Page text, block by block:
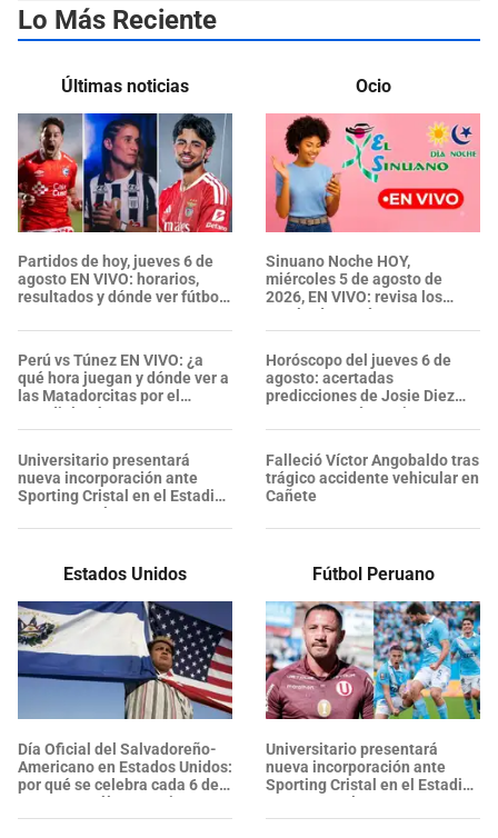
Lo Más Reciente
Últimas noticias
Partidos de hoy, jueves 6 de
agosto EN VIVO: horarios,
resultados y dónde ver fútbol
Perú vs Túnez EN VIVO: ¿a
qué hora juegan y dónde ver a
las Matadorcitas por el
Mundial Sub-17?
Universitario presentará
nueva incorporación ante
Sporting Cristal en el Estadio
Monumental
Ocio
Sinuano Noche HOY,
miércoles 5 de agosto de
2026, EN VIVO: revisa los
resultados y números
ganadores del último sorteo
Horóscopo del jueves 6 de
agosto: acertadas
predicciones de Josie Diez
Canseco según tu signo
Falleció Víctor Angobaldo tras
trágico accidente vehicular en
Cañete
Estados Unidos
Día Oficial del Salvadoreño-
Americano en Estados Unidos:
por qué se celebra cada 6 de
agosto y cuál es su origen
Fútbol Peruano
Universitario presentará
nueva incorporación ante
Sporting Cristal en el Estadio
Monumental